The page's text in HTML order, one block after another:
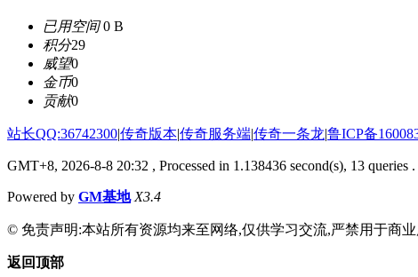
已用空间0 B
积分29
威望0
金币0
贡献0
站长QQ:36742300|传奇版本|传奇服务端|传奇一条龙|鲁ICP备
GMT+8, 2026-8-8 20:32 , Processed in 1.138436 second(s), 13 queries .
Powered by GM基地 X3.4
© 免责声明:本站所有资源均来至网络,仅供学习交流,严禁用于商
返回顶部